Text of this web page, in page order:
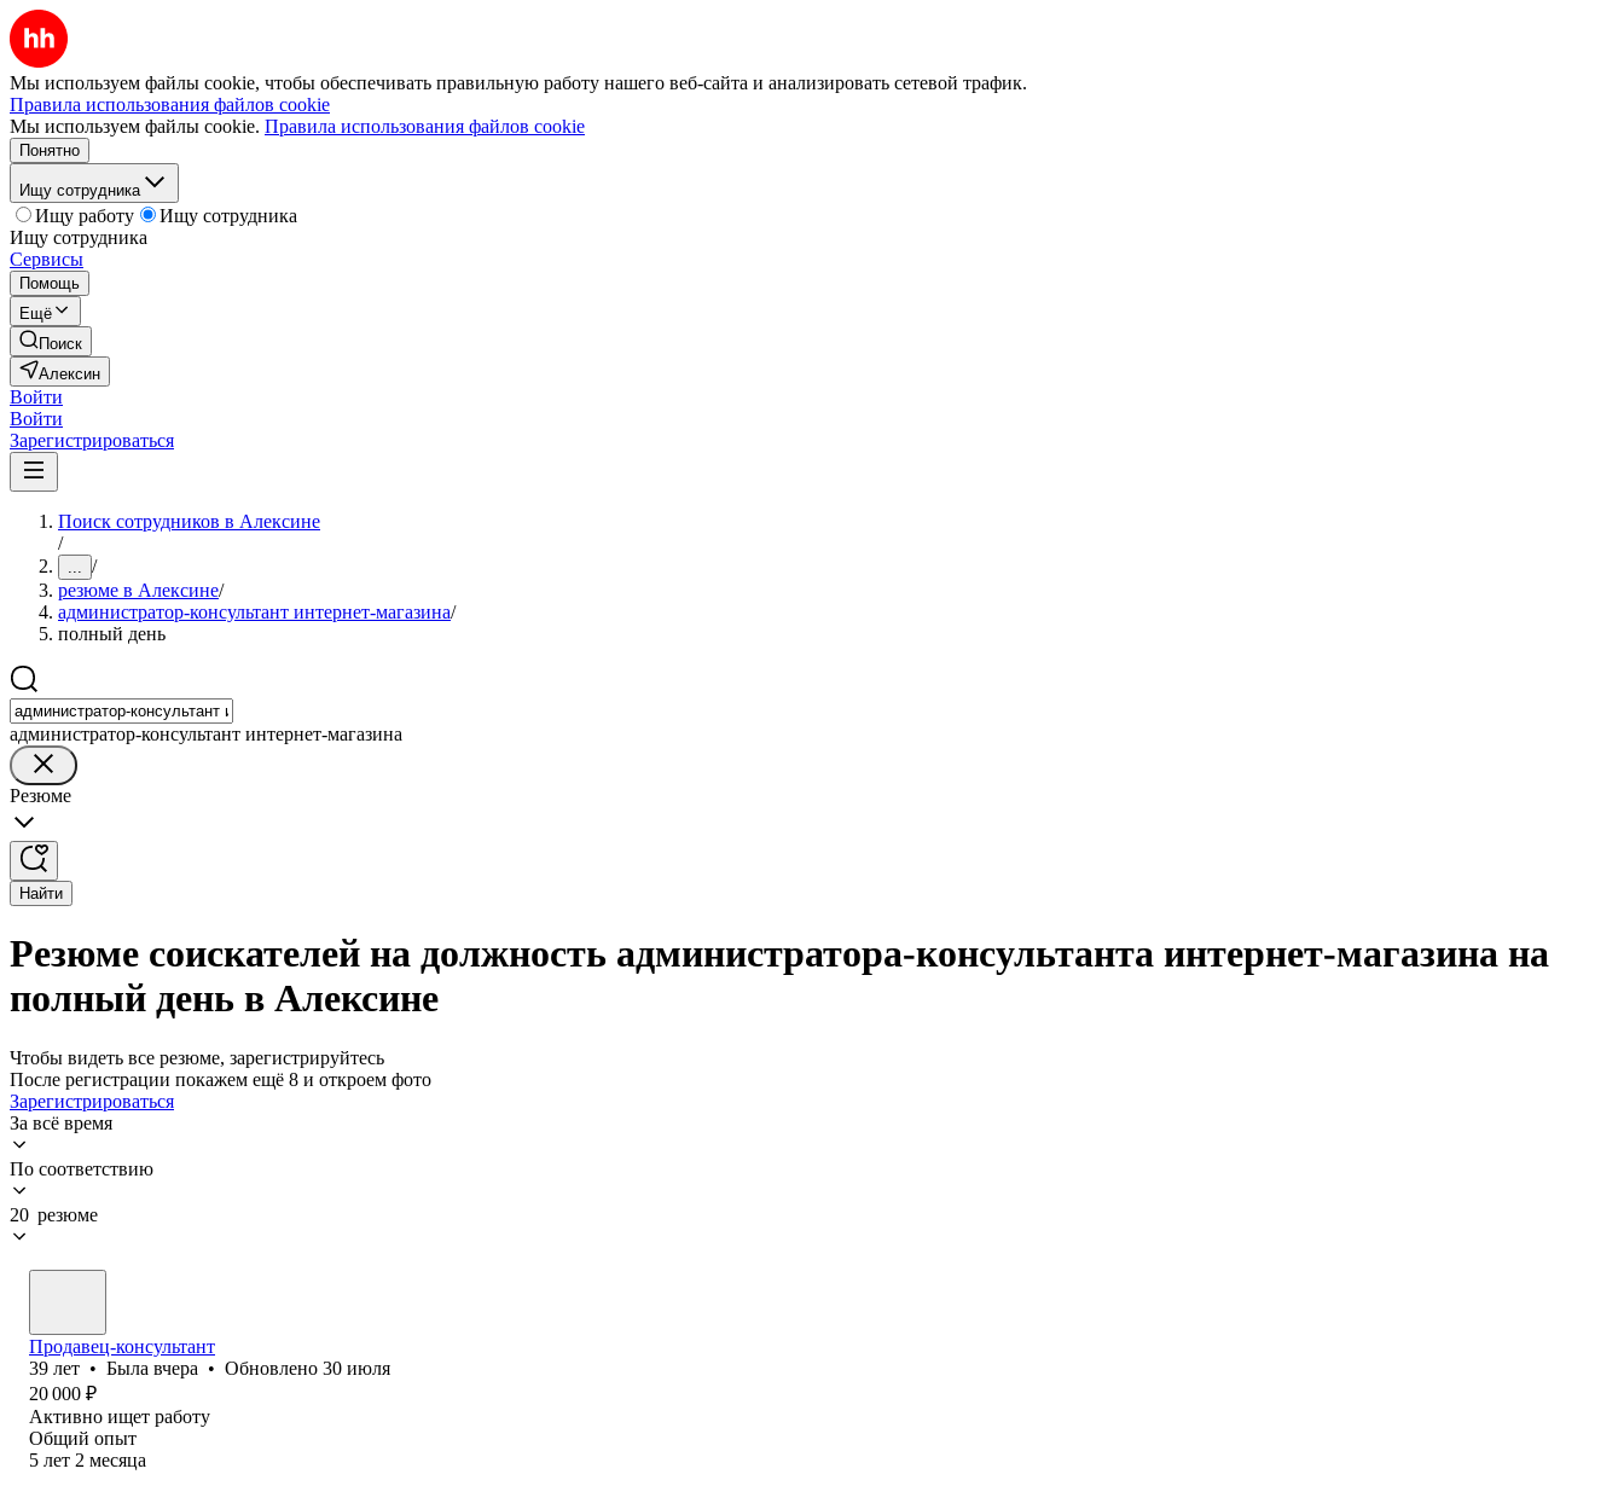
Мы используем файлы cookie, чтобы обеспечивать правильную работу нашего веб-сайта и анализировать сетевой трафик.
Правила использования файлов cookie
Мы используем файлы cookie. Правила использования файлов cookie
Понятно
Ищу сотрудника
Ищу работу
Ищу сотрудника
Ищу сотрудника
Сервисы
Помощь
Ещё
Поиск
Алексин
Войти
Войти
Зарегистрироваться
Поиск сотрудников в Алексине
/
... /
резюме в Алексине/
администратор-консультант интернет-магазина/
полный день
администратор-консультант интернет-магазина
Резюме
Найти
Резюме соискателей на должность администратора-консультанта интернет-магазина на
полный день в Алексине
Чтобы видеть все резюме, зарегистрируйтесь
После регистрации покажем ещё 8 и откроем фото
Зарегистрироваться
За всё время
По соответствию
20 резюме
Продавец-консультант
39 лет • Была вчера • Обновлено 30 июля
20 000 ₽
Активно ищет работу
Общий опыт
5 лет 2 месяца